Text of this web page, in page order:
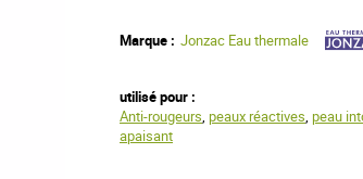
Marque : Jonzac Eau thermale
utilisé pour :
Anti-rougeurs, peaux réactives, peau
apaisant